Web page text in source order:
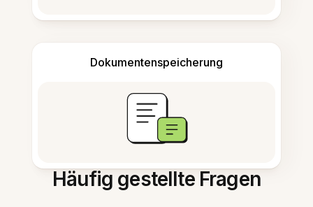
Dokumentenspeicherung
Häufig gestellte Fragen